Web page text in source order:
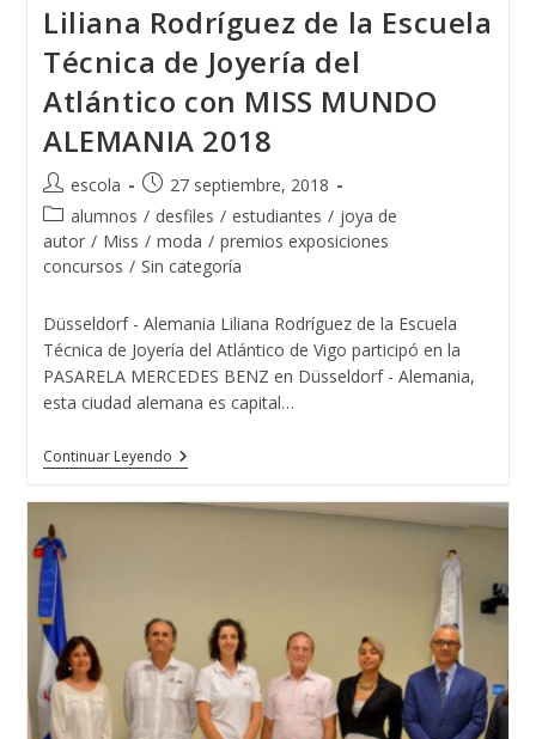
Liliana Rodríguez de la Escuela
Técnica de Joyería del
Atlántico con MISS MUNDO
ALEMANIA 2018
Autor
de
la
entrada:
escola
Publicación
de
la
entrada:
27 septiembre, 2018
Categoría
de
la
alumnos / desfiles / estudiantes / joya de
autor / Miss / moda / premios exposiciones
concursos / Sin categoría
Düsseldorf - Alemania Liliana Rodríguez de la Escuela
Técnica de Joyería del Atlántico de Vigo participó en la
PASARELA MERCEDES BENZ en Düsseldorf - Alemania,
esta ciudad alemana es capital…
Continuar LeyendoLiliana
Rodríguez
La
Atlántico
Con
MISS
MUNDO
ALEMANIA
2018